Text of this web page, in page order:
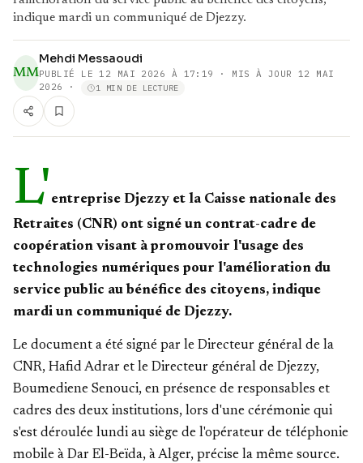
indique mardi un communiqué de Djezzy.
MM
Mehdi Messaoudi
PUBLIÉ LE 12 MAI 2026 À 17:19
· MIS À JOUR 12 MAI
2026
· 1 MIN DE LECTURE
L' entreprise Djezzy et la Caisse nationale des
Retraites (CNR) ont signé un contrat-cadre de
coopération visant à promouvoir l'usage des
technologies numériques pour l'amélioration du
service public au bénéfice des citoyens, indique
mardi un communiqué de Djezzy.
Le document a été signé par le Directeur général de la
CNR, Hafid Adrar et le Directeur général de Djezzy,
Boumediene Senouci, en présence de responsables et
cadres des deux institutions, lors d'une cérémonie qui
s'est déroulée lundi au siège de l'opérateur de téléphonie
mobile à Dar El-Beïda, à Alger, précise la même source.